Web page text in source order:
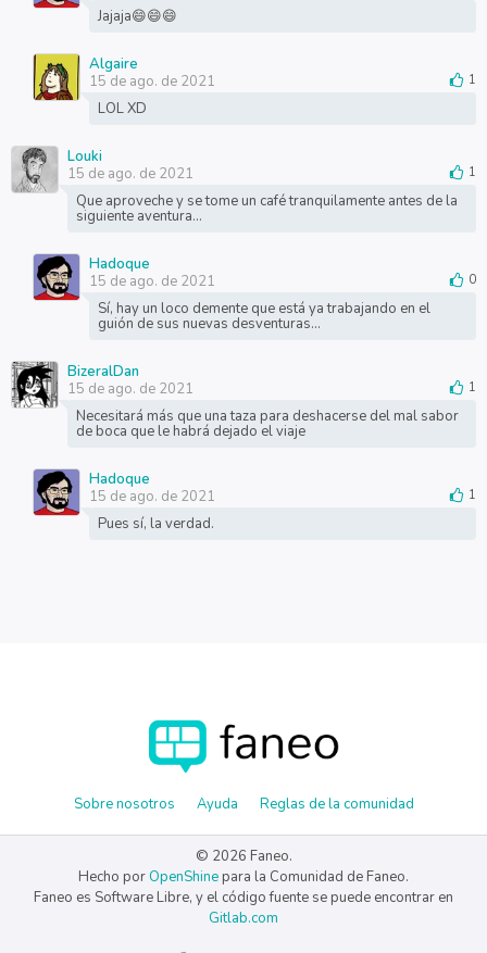
Jajaja😄😄😄
Algaire
15 de ago. de 2021
1
LOL XD
Louki
15 de ago. de 2021
1
Que aproveche y se tome un café tranquilamente antes de la
siguiente aventura...
Hadoque
15 de ago. de 2021
0
Sí, hay un loco demente que está ya trabajando en el
guión de sus nuevas desventuras...
BizeralDan
15 de ago. de 2021
1
Necesitará más que una taza para deshacerse del mal sabor
de boca que le habrá dejado el viaje
Hadoque
15 de ago. de 2021
1
Pues sí, la verdad.
Sobre nosotros Ayuda Reglas de la comunidad
© 2026 Faneo.
Hecho por OpenShine para la Comunidad de Faneo.
Faneo es Software Libre, y el código fuente se puede encontrar en
Gitlab.com